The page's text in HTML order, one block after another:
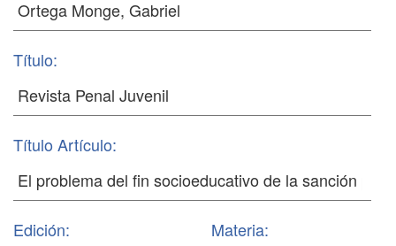
Título:
Título Artículo:
Edición: Materia: